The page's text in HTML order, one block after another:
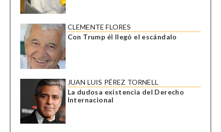
CLEMENTE FLORES
Con Trump él llegó el escándalo
JUAN LUIS PÉREZ TORNELL
La dudosa existencia del Derecho
Internacional